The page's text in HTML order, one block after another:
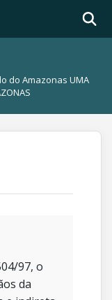
do Amazonas UMA
97, o
da